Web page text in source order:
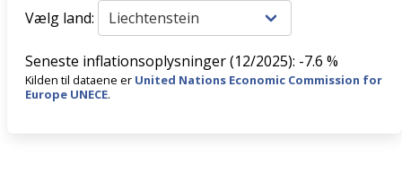
Vælg land:
Seneste inflationsoplysninger (12/2025): -7.6 %
Kilden til dataene er United Nations Economic Commission for
Europe UNECE.